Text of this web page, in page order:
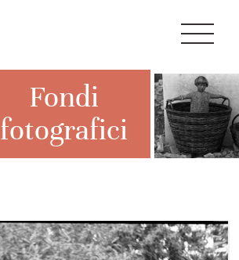
Fondi
fotografici